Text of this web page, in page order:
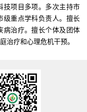
技项目多项。多次主持市
级重点学科负责人。擅长
病治疗。擅长个体及团体
治疗和心理危机干预。